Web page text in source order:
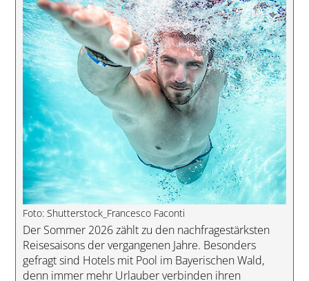
Foto: Shutterstock_Francesco Faconti
Der Sommer 2026 zählt zu den nachfragestärksten
Reisesaisons der vergangenen Jahre. Besonders
gefragt sind Hotels mit Pool im Bayerischen Wald,
denn immer mehr Urlauber verbinden ihren